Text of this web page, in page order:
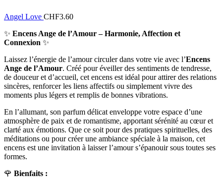
Angel Love CHF3.60
✨ Encens Ange de l’Amour – Harmonie, Affection et
Connexion ✨
Laissez l’énergie de l’amour circuler dans votre vie avec l’Encens
Ange de l’Amour. Créé pour éveiller des sentiments de tendresse,
de douceur et d’accueil, cet encens est idéal pour attirer des relations
sincères, renforcer les liens affectifs ou simplement vivre des
moments plus légers et remplis de bonnes vibrations.
En l’allumant, son parfum délicat enveloppe votre espace d’une
atmosphère de paix et de romantisme, apportant sérénité au cœur et
clarté aux émotions. Que ce soit pour des pratiques spirituelles, des
méditations ou pour créer une ambiance spéciale à la maison, cet
encens est une invitation à laisser l’amour s’épanouir sous toutes ses
formes.
🌹 Bienfaits :